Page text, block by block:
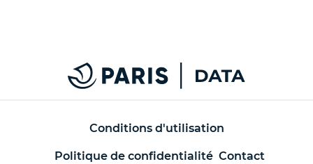
Conditions d'utilisation
Politique de confidentialité Contact